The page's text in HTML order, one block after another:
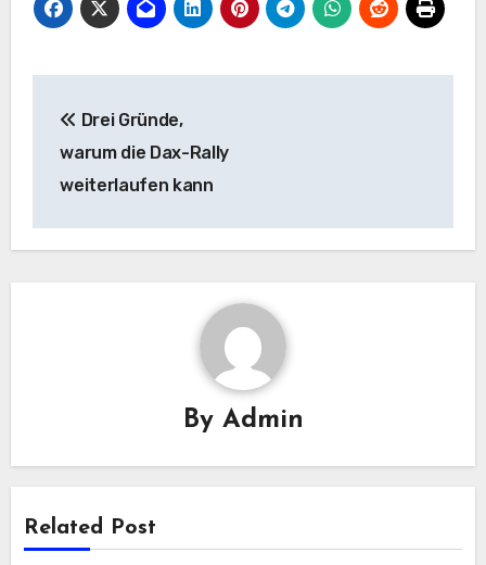
navigation
Drei Gründe,
warum die Dax-Rally
weiterlaufen kann
By Admin
Related Post